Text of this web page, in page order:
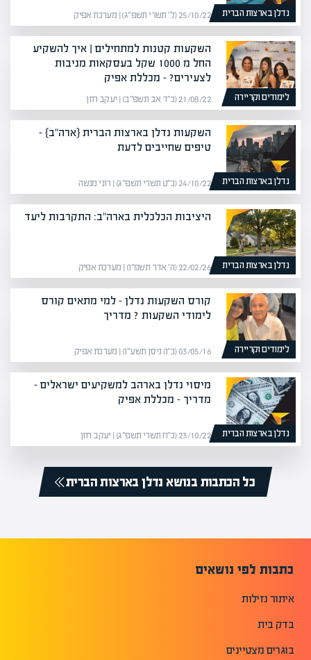
נדלן בארצות הברית 25/10/22 (ל׳ תשרי תשפ״ג) | מערכת אפיק
לימודים וקריירה
השקעות קטנות למתחילים | איך להשקיע
החל מ 1000 שקל בעסקאות מניבות
לצעירים? – מכללת אפיק
21/08/22 (כ״ד אב תשפ״ב) | יעקב חזן
נדלן בארצות הברית
השקעות נדלן בארצות הברית {ארה"ב} –
טיפים שחייבים לדעת
24/10/22 (כ״ט תשרי תשפ״ג) | רוני מנשה
נדלן בארצות הברית
היציבות הכלכלית בארה"ב: התקרבות ליעד
22/02/26 (ה׳ אדר תשפ״ו) | מערכת אפיק
לימודים וקריירה
קורס השקעות נדלן – למי מתאים קורס
לימודי השקעות ? מדריך
03/05/16 (כ״ה ניסן תשע״ו) | מערכת אפיק
נדלן בארצות הברית
מיסוי נדלן בארהב למשקיעים ישראלים –
מדריך – מכללת אפיק
23/10/22 (כ״ח תשרי תשפ״ג) | יעקב חזן
כל הכתבות בנושא נדלן בארצות הברית
כתבות לפי נושאים
איתור נזילות
בדק בית
בוגרים מצטיינים